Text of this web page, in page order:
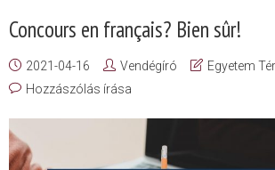
Concours en français? Bien sûr!
2021-04-16 Vendégíró
Egyetem Tér
Hozzászólás írása